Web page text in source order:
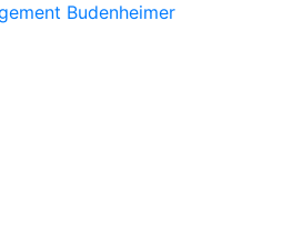
Budenheimer